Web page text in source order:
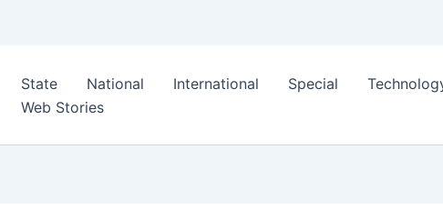
State National International Special
Web Stories